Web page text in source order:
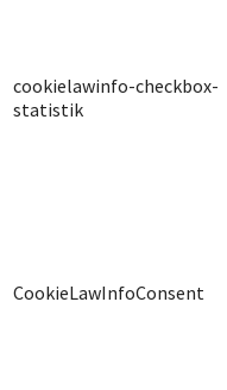
cookielawinfo-checkbox-
statistik
CookieLawInfoConsent